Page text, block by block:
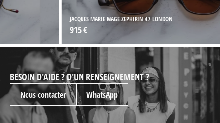
JACQUES MARIE MAGE ZEPHIRIN 47 LONDON
BESOIN D'AIDE ? D'UN RENSEIGNEMENT ?
Nous contacter WhatsApp